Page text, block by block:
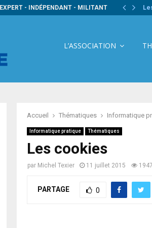
EXPERT - INDÉPENDANT - MILITANT
L’ASSOCIATION
Accueil Thématiques Informatique
Informatique pratique Thématiques
Les cookies
par Michel Texier 11 juillet 2015 1947
PARTAGE 0